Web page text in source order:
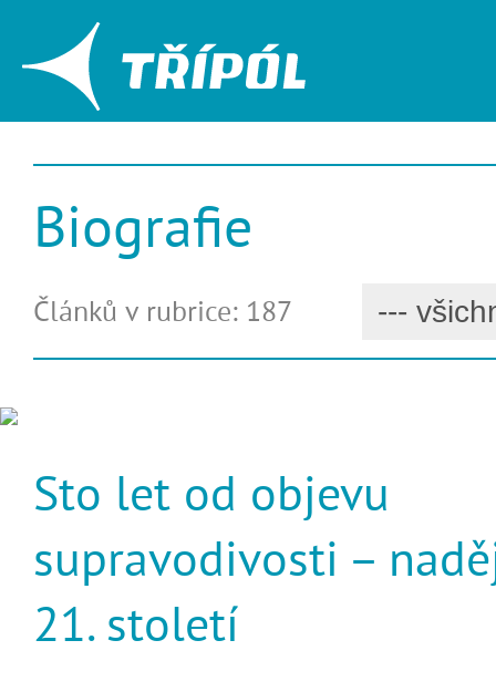
Biografie
Článků v rubrice: 187
Sto let od objevu
supravodivosti –
21. století